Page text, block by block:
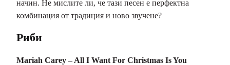
начин. Не мислите ли, че тази песен е перфектна
комбинация от традиция и ново звучене?
Риби
Mariah Carey – All I Want For Christmas Is You